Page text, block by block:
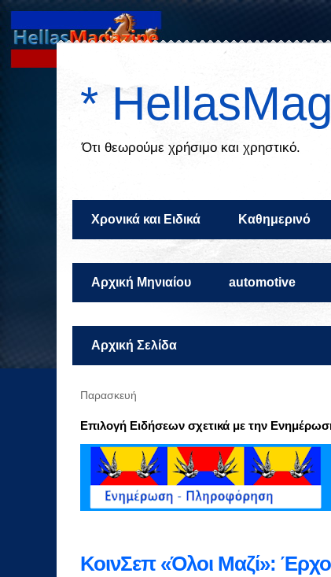
*
Ότι θεωρούμε χρήσιμο και χρηστικό.
Χρονικά και Ειδικά Καθημερινό
Αρχική Μηνιαίου automotive
Αρχική Σελίδα
Παρασκευή
Επιλογή Ειδήσεων σχετικά με την
ΚοινΣεπ «Όλοι Μαζί»: